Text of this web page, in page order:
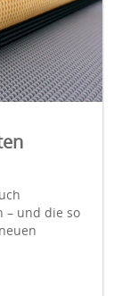
– und die so